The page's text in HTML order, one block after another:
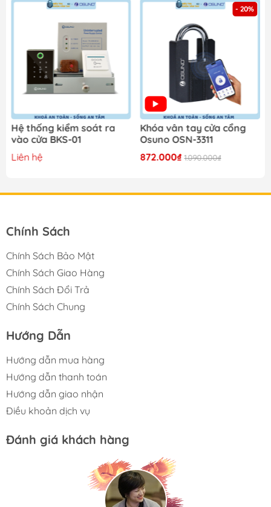
Hệ thống kiểm soát ra
vào cửa BKS-01
Liên hệ
- 20%
Khóa vân tay cửa cổng
Osuno OSN-3311
872.000₫ 1.090.000₫
Chính Sách
Chính Sách Bảo Mật
Chính Sách Giao Hàng
Chính Sách Đổi Trả
Chính Sách Chung
Hướng Dẫn
Hướng dẫn mua hàng
Hướng dẫn thanh toán
Hướng dẫn giao nhận
Điều khoản dịch vụ
Đánh giá khách hàng